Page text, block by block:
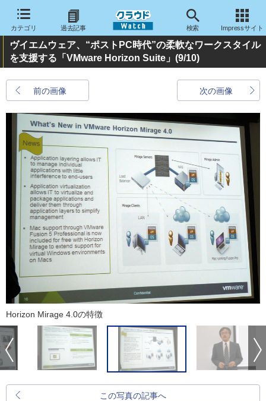
カテゴリ 過去記事 検索 Impressサイト
ヴイエムウェア、“ポストPC時代”の柔軟なワークスタイル
を支援する「VMware Horizon Suite」 (9/10)
前の画像 次の画像
Horizon Mirage 4.0の特徴
この写真の記事へ